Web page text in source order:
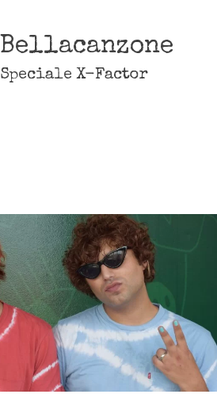
Bellacanzone
Speciale X-Factor